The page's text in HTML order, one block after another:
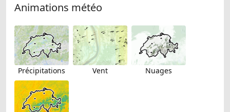
Animations météo
Précipitations Vent Nuages